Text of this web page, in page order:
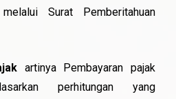
Surat Pemberitahuan
artinya Pembayaran pajak
perhitungan yang